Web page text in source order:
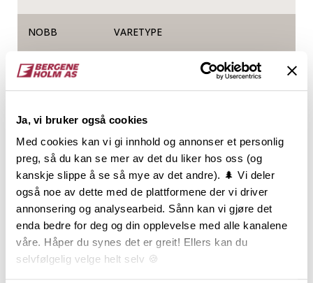
Ja, vi bruker også cookies
Med cookies kan vi gi innhold og annonser et personlig
preg, så du kan se mer av det du liker hos oss (og
kanskje slippe å se så mye av det andre). 🌲 Vi deler
også noe av dette med de plattformene der vi driver
annonsering og analysearbeid. Sånn kan vi gjøre det
enda bedre for deg og din opplevelse med alle kanalene
våre. Håper du synes det er greit! Ellers kan du
selvfølgelig velge helt selv 🍪
NOBB VARETYPE
50445496
Produktinformasjon
Skråkledning, også kalt Weatherboards, ble særlig
brukt på funkispregede bygninger fra 1930 til 1940-
tallet. Forsiden på Skråkledning er skråhøvlet og gir
en markant skyggeeffekt på fasaden. Når
kledningen er montert kan den være vanskelig å
skille fra Enkelfals, men Skråkledning gir en noe
større skygge. Skråkledning monteres liggende og